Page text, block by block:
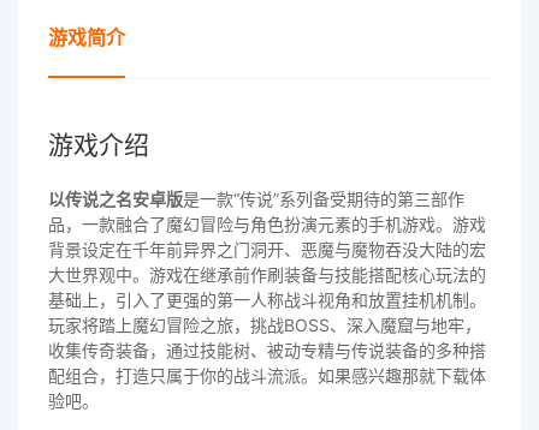
游戏简介
游戏介绍
以传说之名安卓版是一款“传说”系列备受期待的第三部作
品，一款融合了魔幻冒险与角色扮演元素的手机游戏。游戏
背景设定在千年前异界之门洞开、恶魔与魔物吞没大陆的宏
大世界观中。游戏在继承前作刷装备与技能搭配核心玩法的
基础上，引入了更强的第一人称战斗视角和放置挂机机制。
玩家将踏上魔幻冒险之旅，挑战BOSS、深入魔窟与地牢，
收集传奇装备，通过技能树、被动专精与传说装备的多种搭
配组合，打造只属于你的战斗流派。如果感兴趣那就下载体
验吧。